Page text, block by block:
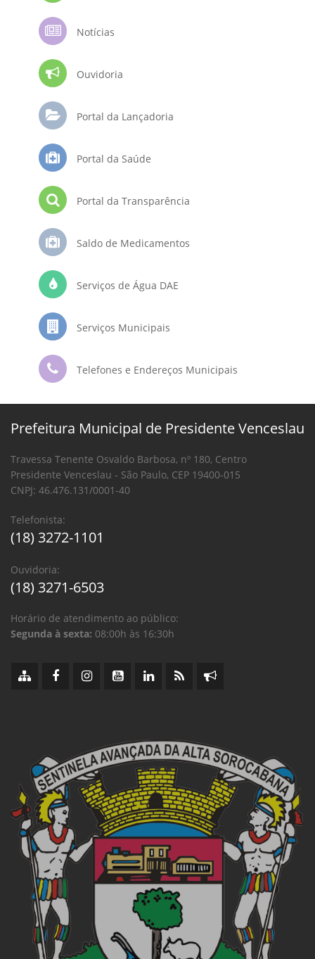
Notícias
Ouvidoria
Portal da Lançadoria
Portal da Saúde
Portal da Transparência
Saldo de Medicamentos
Serviços de Água DAE
Serviços Municipais
Telefones e Endereços Municipais
Prefeitura Municipal de Presidente Venceslau
Travessa Tenente Osvaldo Barbosa, nº 180, Centro
Presidente Venceslau - São Paulo, CEP 19400-015
CNPJ: 46.476.131/0001-40
Telefonista:
(18) 3272-1101
Ouvidoria:
(18) 3271-6503
Horário de atendimento ao público:
Segunda à sexta: 08:00h às 16:30h